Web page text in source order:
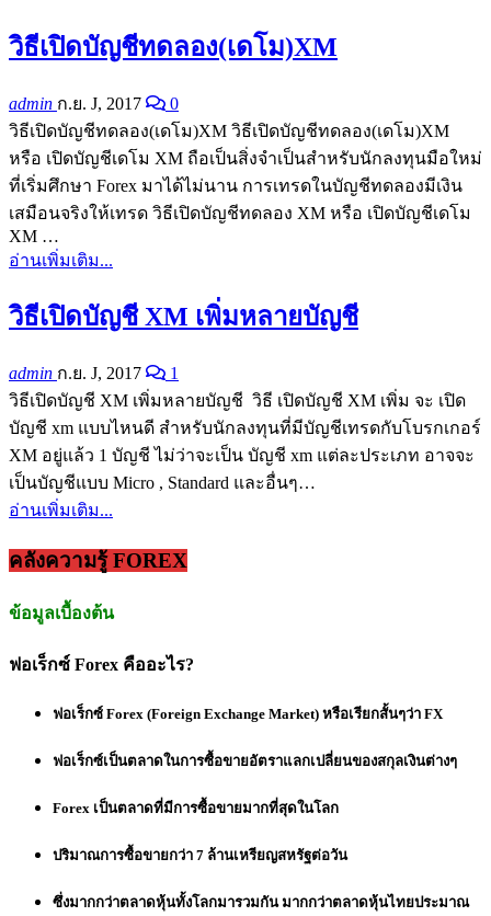
วิธีเปิดบัญชีทดลอง(เดโม)XM
admin ก.ย. J, 2017
0
วิธีเปิดบัญชีทดลอง(เดโม)XM วิธีเปิดบัญชีทดลอง(เดโม)XM
หรือ เปิดบัญชีเดโม XM ถือเป็นสิ่งจำเป็นสำหรับนักลงทุนมือใหม่
ที่เริ่มศึกษา Forex มาได้ไม่นาน การเทรดในบัญชีทดลองมีเงิน
เสมือนจริงให้เทรด วิธีเปิดบัญชีทดลอง XM หรือ เปิดบัญชีเดโม
XM …
อ่านเพิ่มเติม...
วิธีเปิดบัญชี XM เพิ่มหลายบัญชี
admin ก.ย. J, 2017
1
วิธีเปิดบัญชี XM เพิ่มหลายบัญชี วิธี เปิดบัญชี XM เพิ่ม จะ เปิด
บัญชี xm แบบไหนดี สำหรับนักลงทุนที่มีบัญชีเทรดกับโบรกเกอร์
XM อยู่แล้ว 1 บัญชี ไม่ว่าจะเป็น บัญชี xm แต่ละประเภท อาจจะ
เป็นบัญชีแบบ Micro , Standard และอื่นๆ…
อ่านเพิ่มเติม...
คลังความรู้ FOREX
ข้อมูลเบื้องต้น
ฟอเร็กซ์ Forex คืออะไร?
ฟอเร็กซ์ Forex (Foreign Exchange Market) หรือเรียกสั้นๆว่า FX
ฟอเร็กซ์เป็นตลาดในการซื้อขายอัตราแลกเปลี่ยนของสกุลเงินต่างๆ
Forex เป็นตลาดที่มีการซื้อขายมากที่สุดในโลก
ปริมาณการซื้อขายกว่า 7 ล้านเหรียญสหรัฐต่อวัน
ซึ่งมากกว่าตลาดหุ้นทั้งโลกมารวมกัน มากกว่าตลาดหุ้นไทยประมาณ